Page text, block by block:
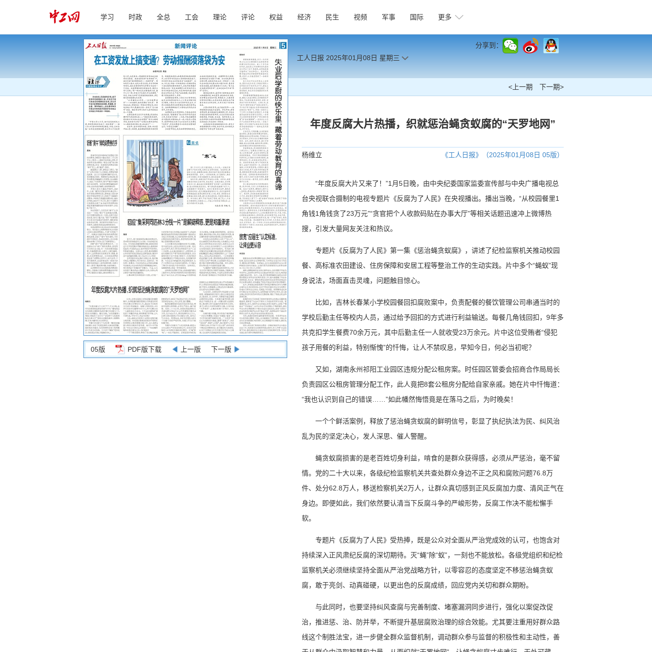
学习 时政 全总 工会 理论 评论 权益 经济 民生 视频 军事 国际 更多
分享到：
工人日报 2025年01月08日 星期三
<上一期 下一期>
05版 PDF版下载 上一版 下一版
年度反腐大片热播，织就惩治蝇贪蚁腐的“天罗地网”
杨维立 《工人日报》（2025年01月08日 05版）
“年度反腐大片又来了！”1月5日晚，由中央纪委国家监委宣传部与中央广播电视总
台央视联合摄制的电视专题片《反腐为了人民》在央视播出。播出当晚，“从校园餐里1
角钱1角钱贪了23万元”“贪官把个人收款码贴在办事大厅”等相关话题迅速冲上微博热
搜，引发大量网友关注和热议。
专题片《反腐为了人民》第一集《惩治蝇贪蚁腐》，讲述了纪检监察机关推动校园
餐、高标准农田建设、住房保障和安居工程等整治工作的生动实践。片中多个“蝇蚁”现
身说法，场面直击灵魂，问题触目惊心。
比如，吉林长春某小学校园餐回扣腐败案中，负责配餐的餐饮管理公司串通当时的
学校后勤主任等校内人员，通过给予回扣的方式进行利益输送。每餐几角钱回扣，9年多
共克扣学生餐费70余万元，其中后勤主任一人就收受23万余元。片中这位受贿者“侵犯
孩子用餐的利益，特别惭愧”的忏悔，让人不禁叹息，早知今日，何必当初呢？
又如，湖南永州祁阳工业园区违规分配公租房案。时任园区管委会招商合作局局长
负责园区公租房管理分配工作，此人竟把8套公租房分配给自家亲戚。她在片中忏悔道：
“我也认识到自己的错误……”如此幡然悔悟竟是在落马之后，为时晚矣！
一个个鲜活案例，释放了惩治蝇贪蚁腐的鲜明信号，彰显了执纪执法为民、纠风治
乱为民的坚定决心，发人深思、催人警醒。
蝇贪蚁腐损害的是老百姓切身利益，啃食的是群众获得感，必须从严惩治，毫不留
情。党的二十大以来，各级纪检监察机关共查处群众身边不正之风和腐败问题76.8万
件、处分62.8万人，移送检察机关2万人，让群众真切感到正风反腐加力度、清风正气在
身边。即便如此，我们依然要认清当下反腐斗争的严峻形势，反腐工作决不能松懈手
软。
专题片《反腐为了人民》受热捧，既是公众对全面从严治党成效的认可，也饱含对
持续深入正风肃纪反腐的深切期待。灭“蝇”除“蚁”，一刻也不能放松。各级党组织和纪检
监察机关必须继续坚持全面从严治党战略方针，以零容忍的态度坚定不移惩治蝇贪蚁
腐，敢于亮剑、动真碰硬，以更出色的反腐成绩，回应党内关切和群众期盼。
与此同时，也要坚持纠风查腐与完善制度、堵塞漏洞同步进行，强化以案促改促
治，推进惩、治、防并举，不断提升基层腐败治理的综合效能。尤其要注重用好群众路
线这个制胜法宝，进一步健全群众监督机制，调动群众参与监督的积极性和主动性，善